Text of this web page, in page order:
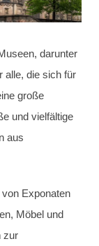
darunter
alle, die sich für
große
und vielfältige
aus
Exponaten
Möbel und
zur